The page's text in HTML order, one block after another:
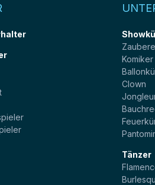
Komiker
Clown
Tänzer